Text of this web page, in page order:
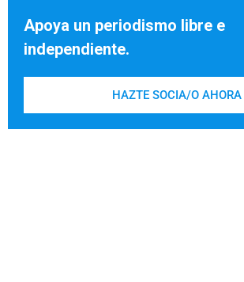
Apoya un periodismo libre e
independiente.
HAZTE SOCIA/O AHORA